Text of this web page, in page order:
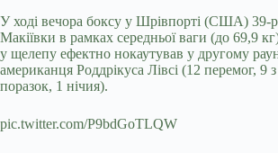
У ході вечора боксу у Шрівпорті (США) 39-
Макіївки в рамках середньої ваги (до 69,9
у щелепу ефектно нокаутував у другому
американця Роддрікуса Лівсі (12 перемог,
поразок, 1 нічия).
pic.twitter.com/P9bdGoTLQW